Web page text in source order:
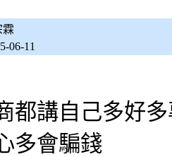
霖
06-11
都講自己多好
多會騙錢